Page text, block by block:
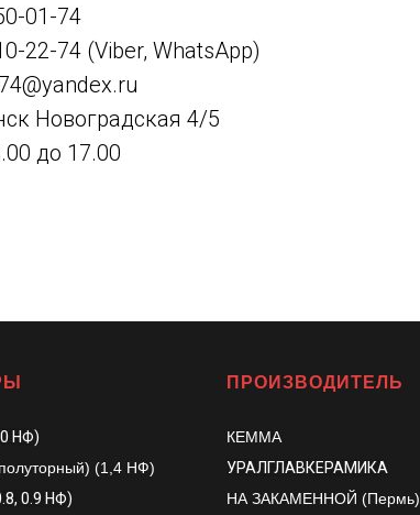
01-74
22-74 (Viber, WhatsApp)
Новоградская 4/5
до 17.00
НФ)
(1,4 НФ)
0.9 НФ)
ПРОИЗВОДИТЕЛЬ
КЕММА
УРАЛГЛАВКЕРАМИКА
НА ЗАКАМЕННОЙ (Пермь)